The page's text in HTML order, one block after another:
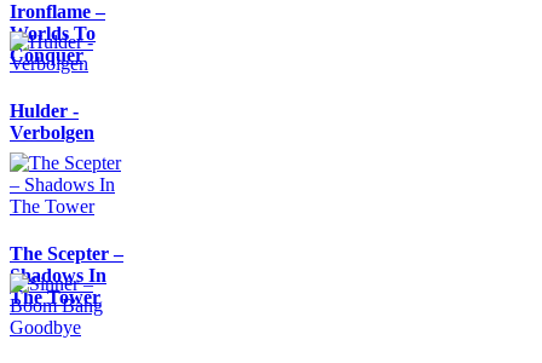
Ironflame –
Worlds To
Conquer
Hulder -
Verbolgen
The Scepter –
Shadows In
The Tower